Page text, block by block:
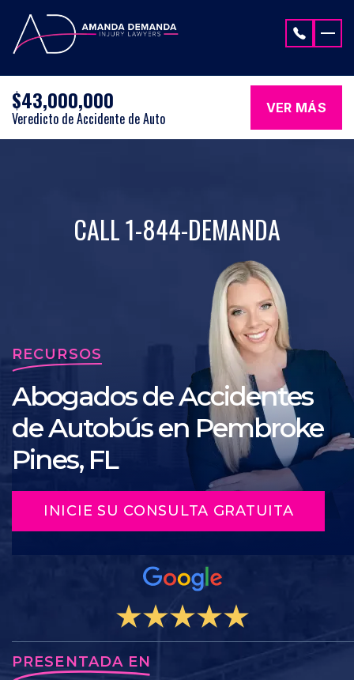
$43,000,000
Veredicto de Accidente de Auto
VER MÁS
CALL 1-844-DEMANDA
RECURSOS
Abogados de Accidentes
de Autobús en Pembroke
Pines, FL
INICIE SU CONSULTA GRATUITA
PRESENTADA EN